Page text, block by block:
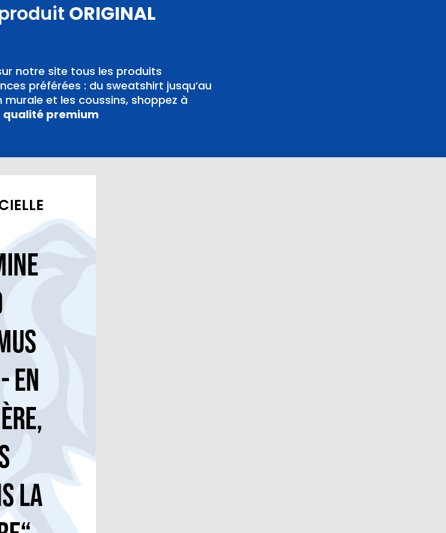
ORIGINAL
notre site tous les produits
préférées : du sweatshirt jusqu’au
et les coussins, shoppez à
qualité premium
En
la